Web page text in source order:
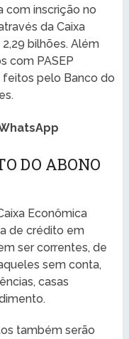
com inscrição no
da Caixa
bilhões. Além
com PASEP
pelo Banco do
DO ABONO
Econômica
de crédito em
ser correntes, de
sem conta,
casas
também serão